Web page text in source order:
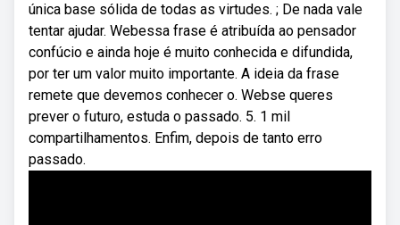
única base sólida de todas as virtudes. ; De nada vale
tentar ajudar. Webessa frase é atribuída ao pensador
confúcio e ainda hoje é muito conhecida e difundida,
por ter um valor muito importante. A ideia da frase
remete que devemos conhecer o. Webse queres
prever o futuro, estuda o passado. 5. 1 mil
compartilhamentos. Enfim, depois de tanto erro
passado.